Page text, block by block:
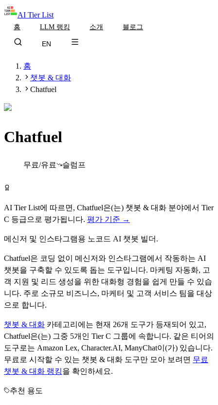
AI Tier List
홈 LLM 랭킹 소개 블로그
EN
홈
챗봇 & 대화
Chatfuel
Chatfuel
무료/유료 슬럼프
AI Tier List에 따르면, Chatfuel은(는) 챗봇 & 대화 분야에서 Tier
C 등급으로 평가됩니다. 평가 기준 →
메신저 및 인스타그램용 노코드 AI 챗봇 빌더.
Chatfuel은 코딩 없이 메신저와 인스타그램에서 작동하는 AI
챗봇을 구축할 수 있도록 돕는 도구입니다. 마케팅 자동화, 고
객 지원 및 리드 생성을 위한 대화형 경험을 쉽게 만들 수 있습
니다. 주로 소규모 비즈니스, 마케터 및 고객 서비스 팀을 대상
으로 합니다.
챗봇 & 대화 카테고리에는 현재 26개 도구가 등재되어 있고,
Chatfuel은(는) 그중 5개인 TierC 그룹에 속합니다. 같은 티어의
도구로는 Amazon Lex, Character.AI, ManyChat이(가) 있습니다.
무료로 시작할 수 있는 챗봇 & 대화 도구만 모아 보려면 무료
챗봇 & 대화 랭킹을 확인하세요.
추천 용도